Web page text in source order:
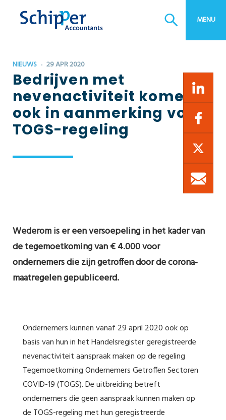
MENU
Bedrijfsopvolging
Bedrijfscontinuïteitsplan
NIEUWS 29 APR 2020
Bedrijven met
nevenactiviteit komen
ook in aanmerking voor
TOGS-regeling
Wederom is er een versoepeling in het kader van
de tegemoetkoming van € 4.000 voor
ondernemers die zijn getroffen door de corona-
maatregelen gepubliceerd.
Ondernemers kunnen vanaf 29 april 2020 ook op
basis van hun in het Handelsregister geregistreerde
nevenactiviteit aanspraak maken op de regeling
Tegemoetkoming Ondernemers Getroffen Sectoren
COVID-19 (TOGS). De uitbreiding betreft
ondernemers die geen aanspraak kunnen maken op
de TOGS-regeling met hun geregistreerde